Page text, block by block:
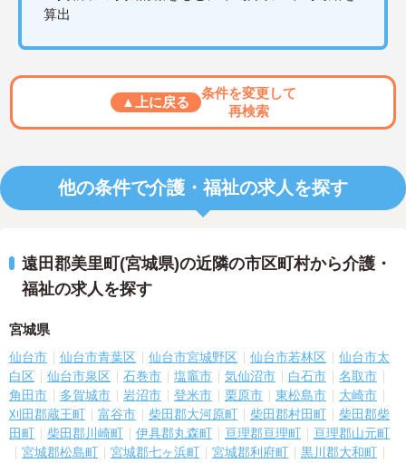
算出
▲上に戻る
条件を変更して
再検索
他の条件で介護・福祉の求人を探す
遠田郡美里町(宮城県)の近隣の市区町村から介護・
福祉の求人を探す
宮城県
仙台市 仙台市青葉区 仙台市宮城野区 仙台市若林区
仙台市太
白区
仙台市泉区 石巻市 塩竈市 気仙沼市 白石市
名取市
角田市
多賀城市 岩沼市 登米市 栗原市 東松島市
大崎市
刈田郡蔵王町
富谷市 柴田郡大河原町 柴田郡村田町
柴田郡柴
田町
柴田郡川崎町 伊具郡丸森町 亘理郡亘理町
亘理郡山元町
宮城郡松島町
宮城郡七ヶ浜町 宮城郡利府町
黒川郡大和町